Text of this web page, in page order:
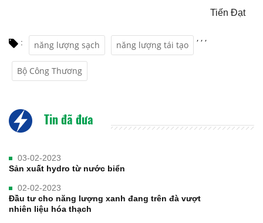
Tiến Đạt
: năng lượng sạch
,
năng lượng tái tạo
,
Bộ Công Thương
,
Tin đã đưa
03-02-2023
Sản xuất hydro từ nước biển
02-02-2023
Đầu tư cho năng lượng xanh đang trên đà vượt
nhiên liệu hóa thạch